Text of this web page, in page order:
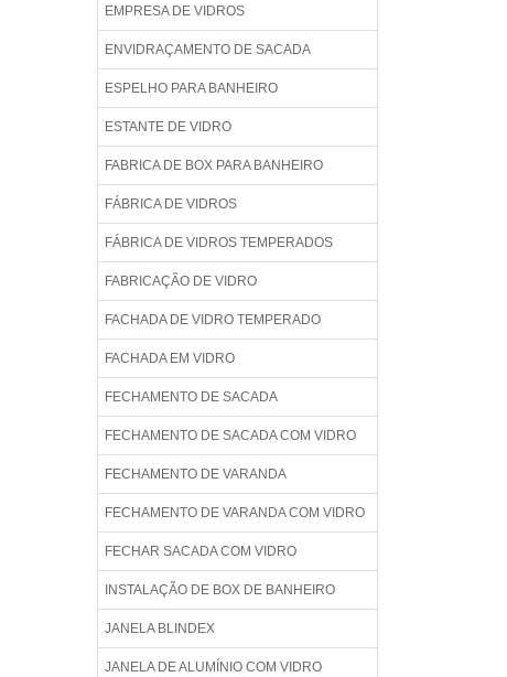
EMPRESA DE VIDROS
ENVIDRAÇAMENTO DE SACADA
ESPELHO PARA BANHEIRO
ESTANTE DE VIDRO
FABRICA DE BOX PARA BANHEIRO
FÁBRICA DE VIDROS
FÁBRICA DE VIDROS TEMPERADOS
FABRICAÇÃO DE VIDRO
FACHADA DE VIDRO TEMPERADO
FACHADA EM VIDRO
FECHAMENTO DE SACADA
FECHAMENTO DE SACADA COM VIDRO
FECHAMENTO DE VARANDA
FECHAMENTO DE VARANDA COM VIDRO
FECHAR SACADA COM VIDRO
INSTALAÇÃO DE BOX DE BANHEIRO
JANELA BLINDEX
JANELA DE ALUMÍNIO COM VIDRO